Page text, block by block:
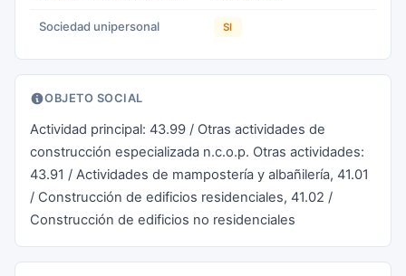
Sociedad unipersonal SI
OBJETO SOCIAL
Actividad principal: 43.99 / Otras actividades de
construcción especializada n.c.o.p. Otras actividades:
43.91 / Actividades de mampostería y albañilería, 41.01
/ Construcción de edificios residenciales, 41.02 /
Construcción de edificios no residenciales